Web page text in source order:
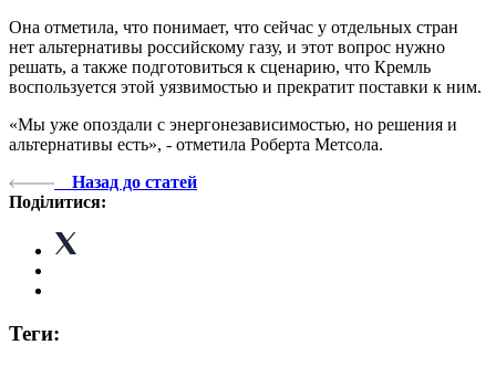
Она отметила, что понимает, что сейчас у отдельных стран
нет альтернативы российскому газу, и этот вопрос нужно
решать, а также подготовиться к сценарию, что Кремль
воспользуется этой уязвимостью и прекратит поставки к ним.
«Мы уже опоздали с энергонезависимостью, но решения и
альтернативы есть», - отметила Роберта Метсола.
Назад до статей
Поділитися:
Теги: